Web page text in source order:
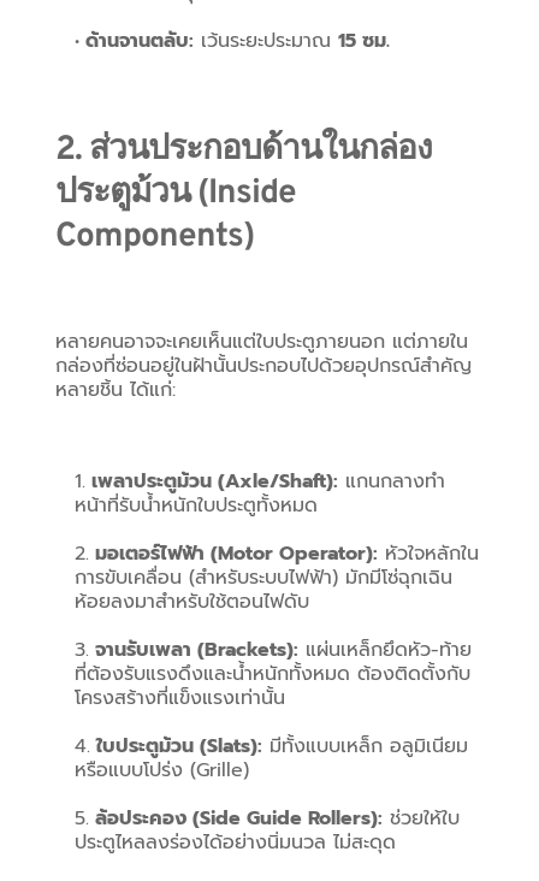
ด้านจานตลับ: เว้นระยะประมาณ 15 ซม.
2. ส่วนประกอบด้านในกล่อง
ประตูม้วน (Inside
Components)
หลายคนอาจจะเคยเห็นแต่ใบประตูภายนอก แต่ภายใน
กล่องที่ซ่อนอยู่ในฝ้านั้นประกอบไปด้วยอุปกรณ์สำคัญ
หลายชิ้น ได้แก่:
เพลาประตูม้วน (Axle/Shaft): แกนกลางทำ
หน้าที่รับน้ำหนักใบประตูทั้งหมด
มอเตอร์ไฟฟ้า (Motor Operator): หัวใจหลักใน
การขับเคลื่อน (สำหรับระบบไฟฟ้า) มักมีโซ่ฉุกเฉิน
ห้อยลงมาสำหรับใช้ตอนไฟดับ
จานรับเพลา (Brackets): แผ่นเหล็กยึดหัว-ท้าย
ที่ต้องรับแรงดึงและน้ำหนักทั้งหมด ต้องติดตั้งกับ
โครงสร้างที่แข็งแรงเท่านั้น
ใบประตูม้วน (Slats): มีทั้งแบบเหล็ก อลูมิเนียม
หรือแบบโปร่ง (Grille)
ล้อประคอง (Side Guide Rollers): ช่วยให้ใบ
ประตูไหลลงร่องได้อย่างนิ่มนวล ไม่สะดุด